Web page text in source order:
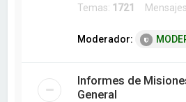
Temas: 1721
Moderador:
Informes de
General